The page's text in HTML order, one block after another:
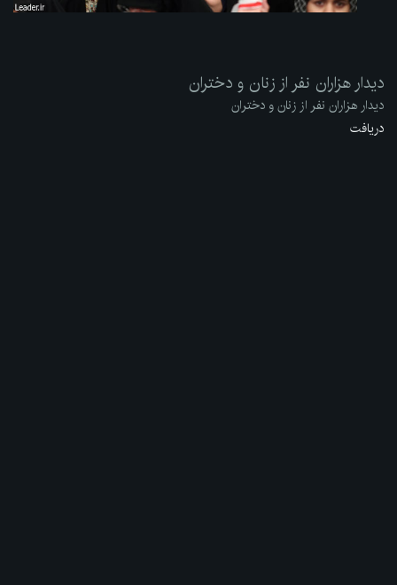
دیدار هزاران نفر از زنان و دختران
دیدار هزاران نفر از زنان و دختران
دریافت